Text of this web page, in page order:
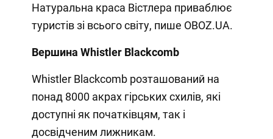
Натуральна краса Вістлера приваблює
туристів зі всього світу, пише OBOZ.UA.
Вершина Whistler Blackcomb
Whistler Blackcomb розташований на
понад 8000 акрах гірських схилів, які
доступні як початківцям, так і
досвідченим лижникам.